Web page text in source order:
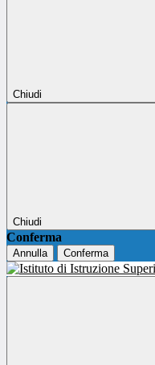
Chiudi
Chiudi
Conferma
Annulla Conferma